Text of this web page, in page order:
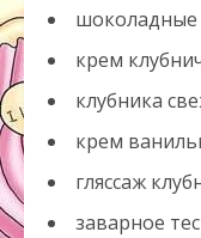
шоколадные
крем
клубника
крем
гляссаж
заварное